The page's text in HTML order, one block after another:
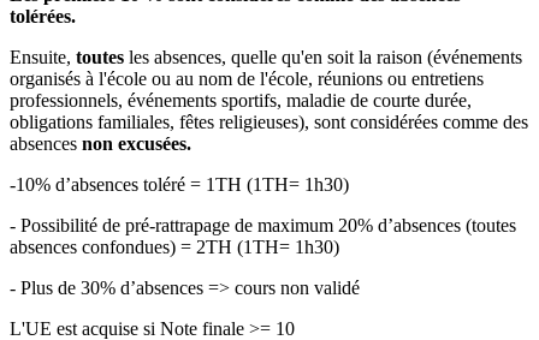
tolérées.
Ensuite, toutes les absences, quelle qu'en soit la raison (événements
organisés à l'école ou au nom de l'école, réunions ou entretiens
professionnels, événements sportifs, maladie de courte durée,
obligations familiales, fêtes religieuses), sont considérées comme des
absences non excusées.
-10% d’absences toléré = 1TH (1TH= 1h30)
- Possibilité de pré-rattrapage de maximum 20% d’absences (toutes
absences confondues) = 2TH (1TH= 1h30)
- Plus de 30% d’absences => cours non validé
L'UE est acquise si Note finale >= 10